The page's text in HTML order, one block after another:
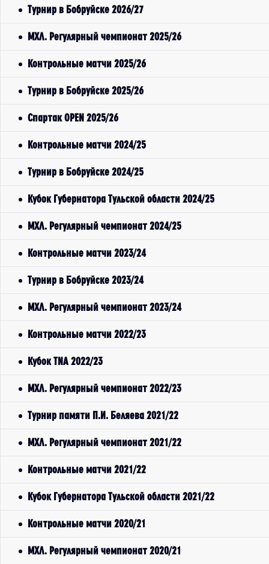
Турнир в Бобруйске 2026/27
МХЛ. Регулярный чемпионат 2025/26
Контрольные матчи 2025/26
Турнир в Бобруйске 2025/26
Спартак OPEN 2025/26
Контрольные матчи 2024/25
Турнир в Бобруйске 2024/25
Кубок Губернатора Тульской области 2024/25
МХЛ. Регулярный чемпионат 2024/25
Контрольные матчи 2023/24
Турнир в Бобруйске 2023/24
МХЛ. Регулярный чемпионат 2023/24
Контрольные матчи 2022/23
Кубок TNA 2022/23
МХЛ. Регулярный чемпионат 2022/23
Турнир памяти П.И. Беляева 2021/22
МХЛ. Регулярный чемпионат 2021/22
Контрольные матчи 2021/22
Кубок Губернатора Тульской области 2021/22
Контрольные матчи 2020/21
МХЛ. Регулярный чемпионат 2020/21